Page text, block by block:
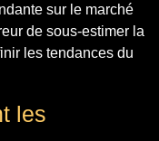
sur le marché
de sous-estimer la
les tendances du
les